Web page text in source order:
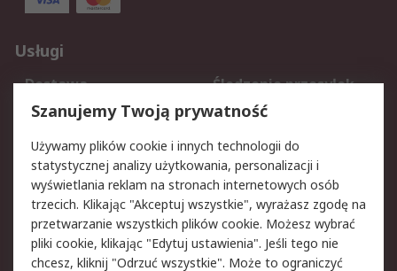
Usługi
Dostawa
Śledzenie przesyłek
Reklamacje i zwroty
Rejestracja
Aspekty prawne
Bezpieczeństwo e-
maila
Polityka dotycząca
plików cookie
Polityka prywatności
Użytkowanie witryny
Szanujemy Twoją prywatność
Używamy plików cookie i innych technologii do
statystycznej analizy użytkowania, personalizacji i
wyświetlania reklam na stronach internetowych osób
trzecich. Klikając "Akceptuj wszystkie", wyrażasz zgodę na
przetwarzanie wszystkich plików cookie. Możesz wybrać
pliki cookie, klikając "Edytuj ustawienia". Jeśli tego nie
chcesz, kliknij "Odrzuć wszystkie". Może to ograniczyć